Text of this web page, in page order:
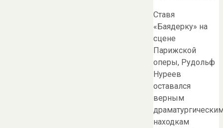
Ставя
«Баядерку» на
сцене
Парижской
оперы, Рудольф
Нуреев
оставался
верным
находкам